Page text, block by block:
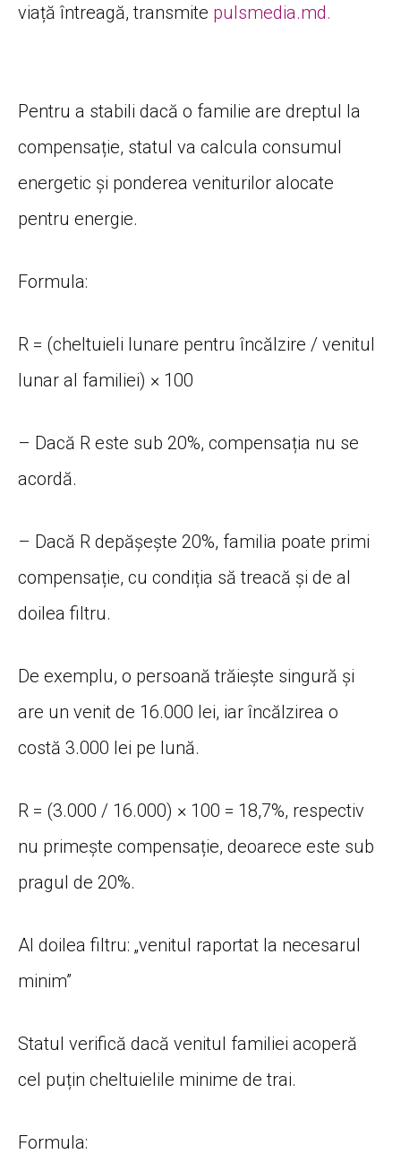
viață întreagă, transmite pulsmedia.md.
Pentru a stabili dacă o familie are dreptul la
compensație, statul va calcula consumul
energetic și ponderea veniturilor alocate
pentru energie.
Formula:
R = (cheltuieli lunare pentru încălzire / venitul
lunar al familiei) × 100
– Dacă R este sub 20%, compensația nu se
acordă.
– Dacă R depășește 20%, familia poate primi
compensație, cu condiția să treacă și de al
doilea filtru.
De exemplu, o persoană trăiește singură și
are un venit de 16.000 lei, iar încălzirea o
costă 3.000 lei pe lună.
R = (3.000 / 16.000) × 100 = 18,7%, respectiv
nu primește compensație, deoarece este sub
pragul de 20%.
Al doilea filtru: „venitul raportat la necesarul
minim”
Statul verifică dacă venitul familiei acoperă
cel puțin cheltuielile minime de trai.
Formula: